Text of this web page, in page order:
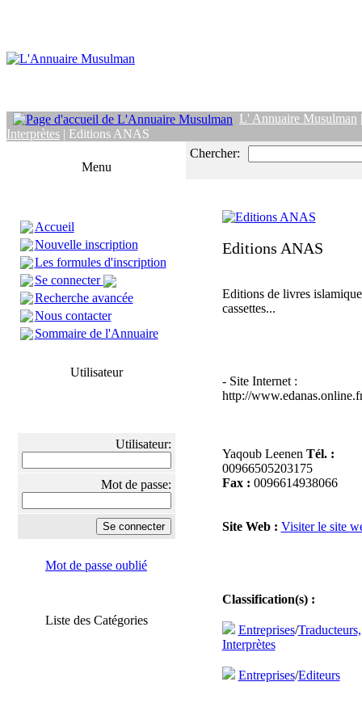
L' Annuaire Musulman
Interprètes | Editions ANAS
Menu
Accueil
Nouvelle inscription
Les formules d'inscription
Se connecter
Recherche avancée
Nous contacter
Sommaire de l'Annuaire
Utilisateur
Utilisateur:
Mot de passe:
Mot de passe oublié
Liste des Catégories
Chercher:
Editions ANAS
Editions de livres
cassettes...
- Site Internet :
http://
Yaqoub Leenen Tél. :
00966505203175
Fax : 0096614938066
Site Web : Visiter le site
Classification(s) :
Entreprises/Traducteurs,
Interprètes
Entreprises/Editeurs